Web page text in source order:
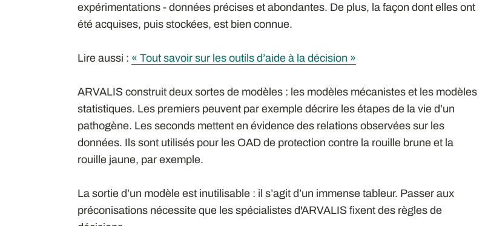
expérimentations - données précises et abondantes. De plus, la façon dont elles ont
été acquises, puis stockées, est bien connue.
Lire aussi : « Tout savoir sur les outils d’aide à la décision »
ARVALIS construit deux sortes de modèles : les modèles mécanistes et les modèles
statistiques. Les premiers peuvent par exemple décrire les étapes de la vie d’un
pathogène. Les seconds mettent en évidence des relations observées sur les
données. Ils sont utilisés pour les OAD de protection contre la rouille brune et la
rouille jaune, par exemple.
La sortie d’un modèle est inutilisable : il s’agit d’un immense tableur. Passer aux
préconisations nécessite que les spécialistes d'ARVALIS fixent des règles de